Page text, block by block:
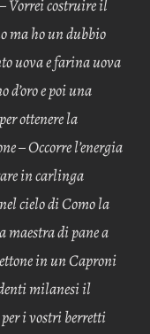
Vorrei costruire il
ma ho un dubbio
uova e farina uova
e poi una
ottenere la
– Occorre l’energia
in carlinga
cielo di Como la
maestra di pane a
in un Caproni
milanesi il
i vostri berretti